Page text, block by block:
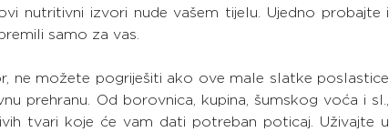
nutritivni izvori nude vašem tijelu. Ujedno probajte i
samo za vas.
ne možete pogriješiti ako ove male slatke poslastice
prehranu. Od borovnica, kupina, šumskog voća i sl.,
tvari koje će vam dati potreban poticaj. Uživajte u